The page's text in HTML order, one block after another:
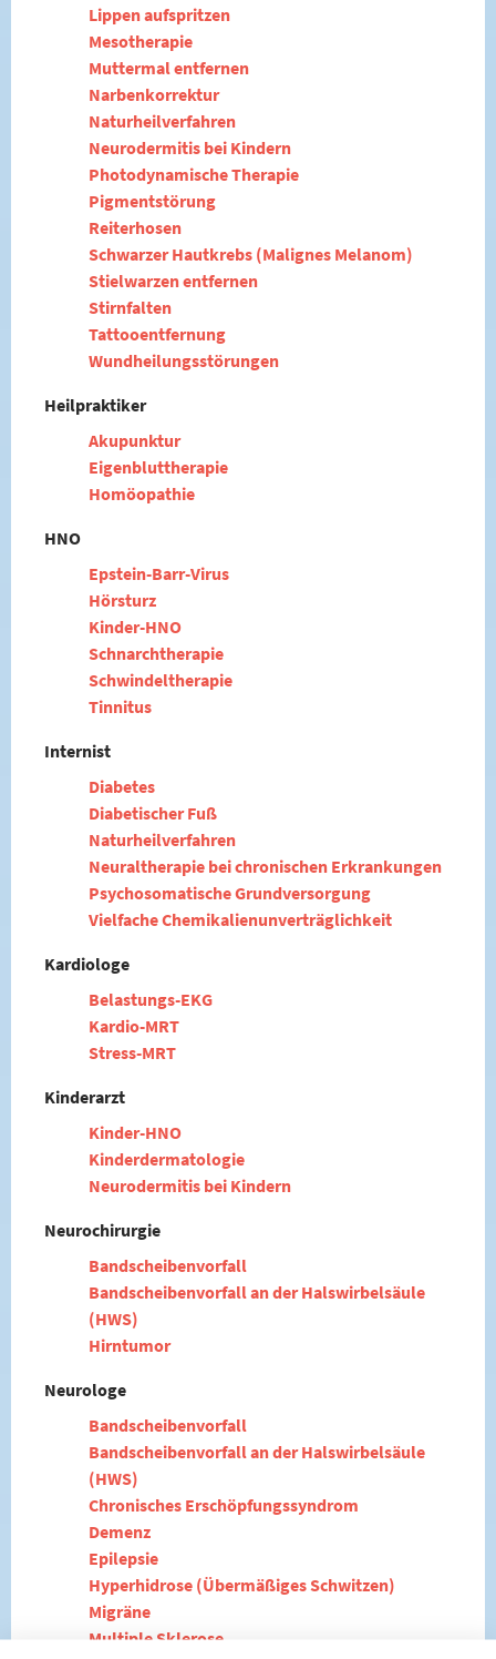
Lippen aufspritzen
Mesotherapie
Muttermal entfernen
Narbenkorrektur
Naturheilverfahren
Neurodermitis bei Kindern
Photodynamische Therapie
Pigmentstörung
Reiterhosen
Schwarzer Hautkrebs (Malignes Melanom)
Stielwarzen entfernen
Stirnfalten
Tattooentfernung
Wundheilungsstörungen
Heilpraktiker
Akupunktur
Eigenbluttherapie
Homöopathie
HNO
Epstein-Barr-Virus
Hörsturz
Kinder-HNO
Schnarchtherapie
Schwindeltherapie
Tinnitus
Internist
Diabetes
Diabetischer Fuß
Naturheilverfahren
Neuraltherapie bei chronischen Erkrankungen
Psychosomatische Grundversorgung
Vielfache Chemikalienunverträglichkeit
Kardiologe
Belastungs-EKG
Kardio-MRT
Stress-MRT
Kinderarzt
Kinder-HNO
Kinderdermatologie
Neurodermitis bei Kindern
Neurochirurgie
Bandscheibenvorfall
Bandscheibenvorfall an der Halswirbelsäule
(HWS)
Hirntumor
Neurologe
Bandscheibenvorfall
Bandscheibenvorfall an der Halswirbelsäule
(HWS)
Chronisches Erschöpfungssyndrom
Demenz
Epilepsie
Hyperhidrose (Übermäßiges Schwitzen)
Migräne
Multiple Sklerose